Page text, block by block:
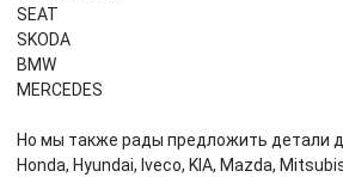
SEAT
SKODA
BMW
MERCEDES
Но мы также рады предложить детали
Honda, Hyundai, Iveco, KIA, Mazda,